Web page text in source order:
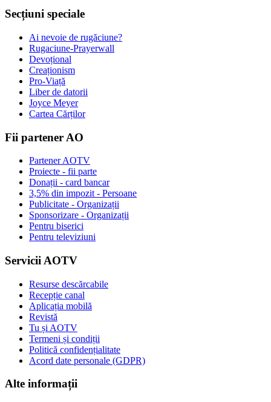
Secțiuni speciale
Ai nevoie de rugăciune?
Rugaciune-Prayerwall
Devoțional
Creaționism
Pro-Viață
Liber de datorii
Joyce Meyer
Cartea Cărților
Fii partener AO
Partener AOTV
Proiecte - fii parte
Donații - card bancar
3,5% din impozit - Persoane
Publicitate - Organizații
Sponsorizare - Organizații
Pentru biserici
Pentru televiziuni
Servicii AOTV
Resurse descărcabile
Recepție canal
Aplicația mobilă
Revistă
Tu și AOTV
Termeni și condiții
Politică confidențialitate
Acord date personale (GDPR)
Alte informații